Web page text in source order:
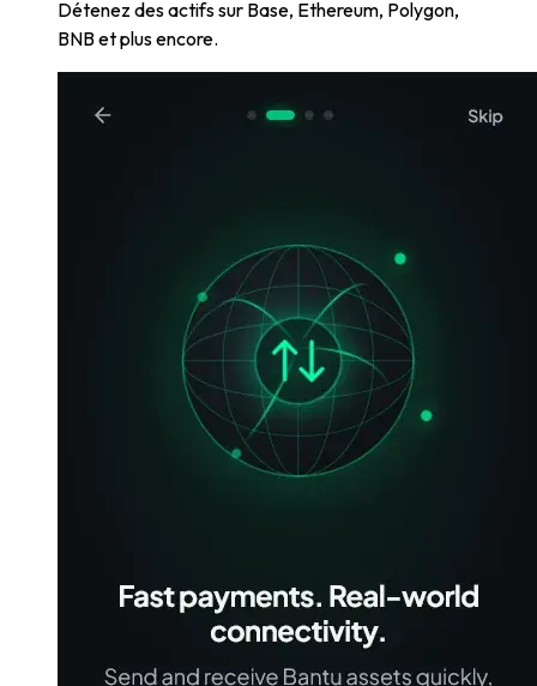
Détenez des actifs sur Base, Ethereum, Polygon,
BNB et plus encore.